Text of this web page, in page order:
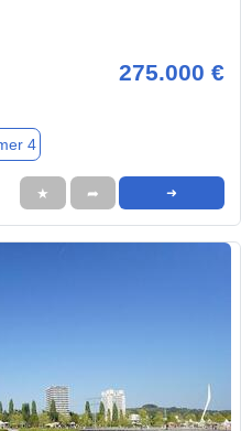
275.000 €
4
★ ➦ ➜